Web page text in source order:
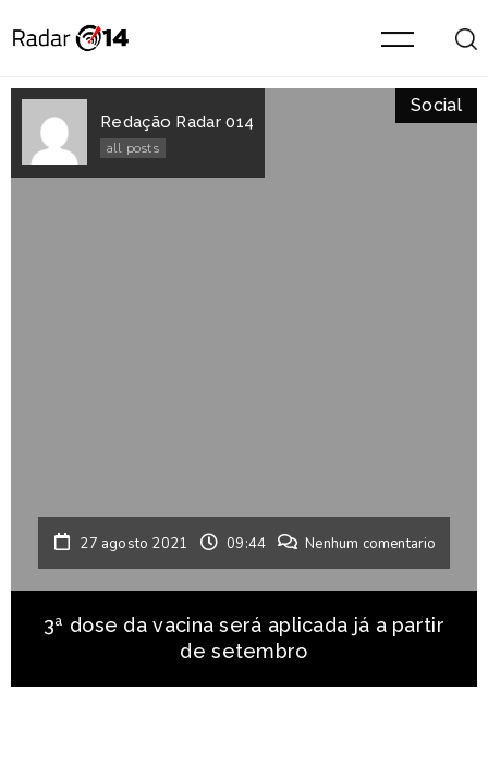
Redação Radar 014
all posts
Social
27 agosto 2021 09:44 Nenhum comentario
3ª dose da vacina será aplicada já a partir
de setembro